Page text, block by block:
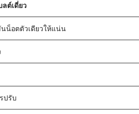
ต์เดี่ยว
นน็อตตัวเดียวให้แน่น
ปรับ